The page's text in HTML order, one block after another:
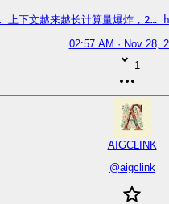
上下文越来越长计算量爆炸
02:57 AM · Nov 28,
1
AIGCLINK
@aigclink